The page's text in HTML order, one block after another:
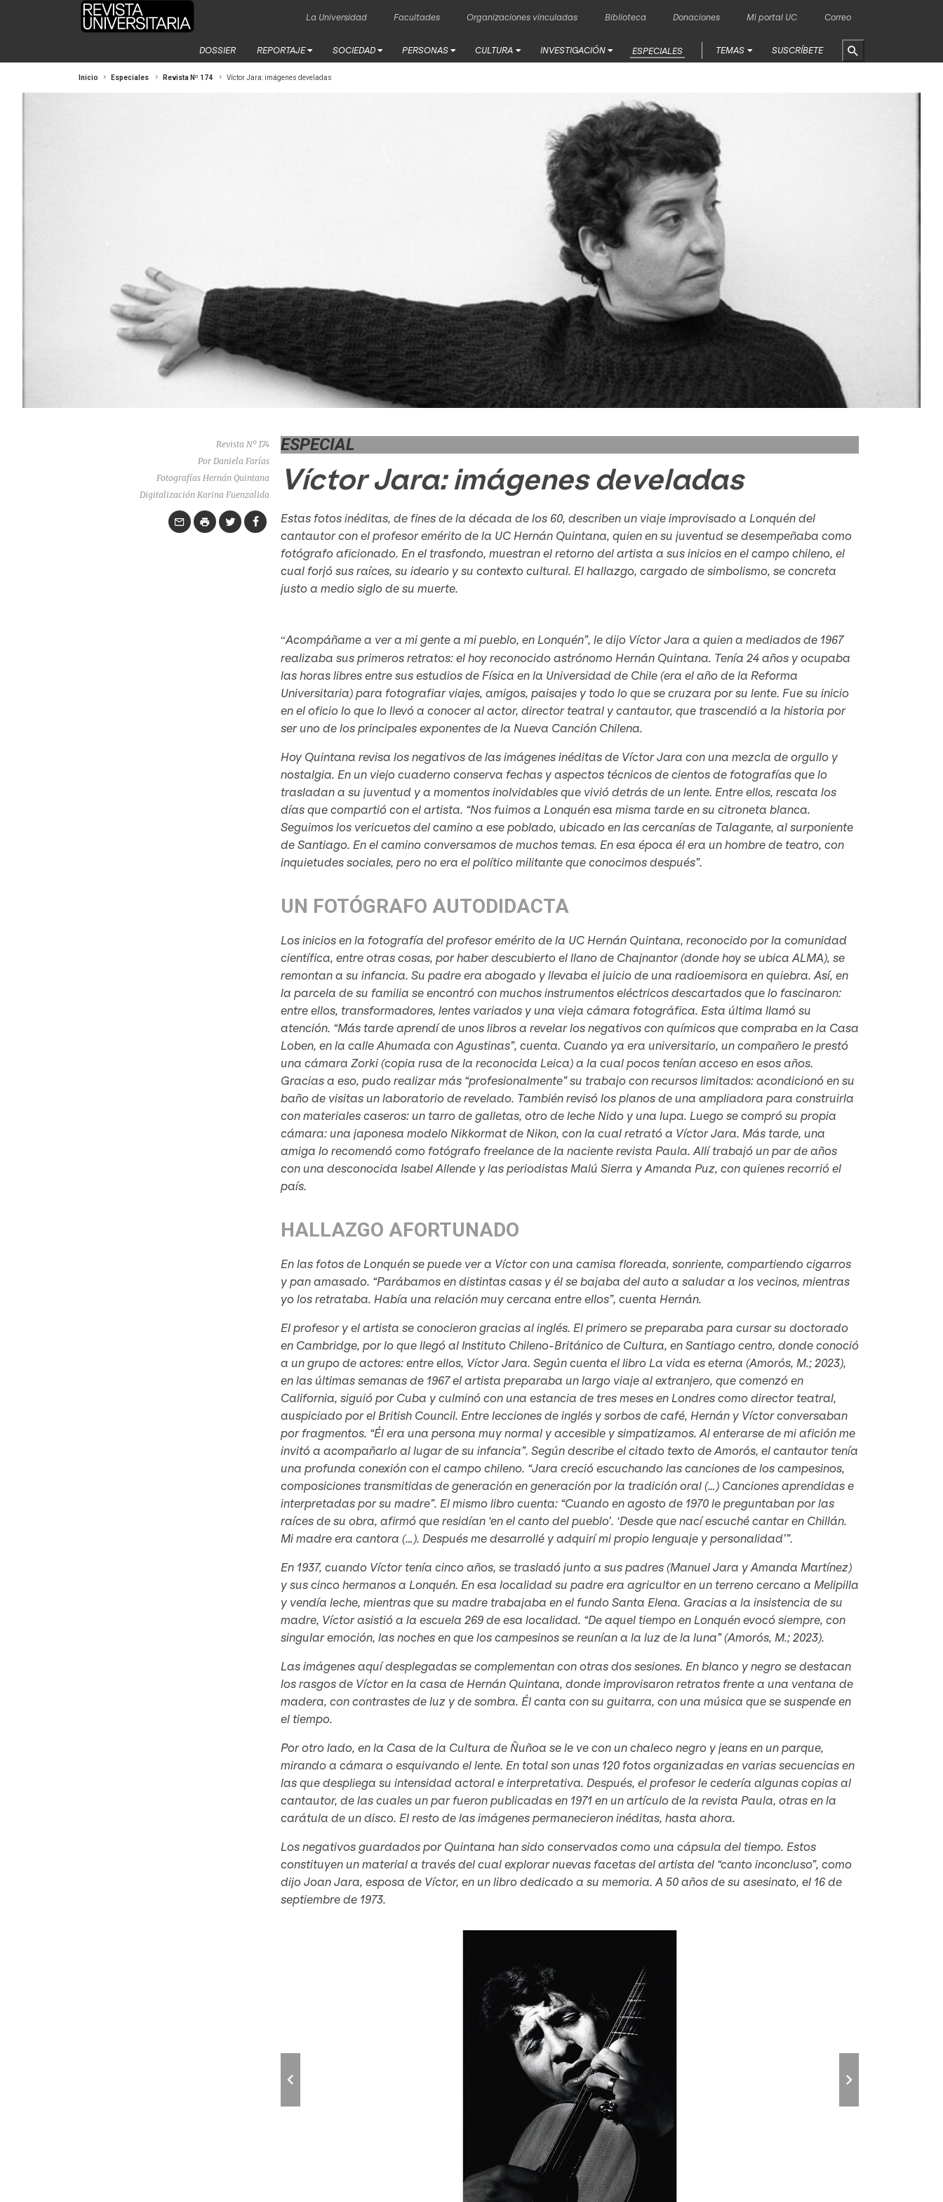
La Universidad Facultades Organizaciones vinculadas Biblioteca Donaciones Mi portal UC Correo
DOSSIER REPORTAJE SOCIEDAD PERSONAS CULTURA INVESTIGACIÓN ESPECIALES TEMAS SUSCRÍBETE
Inicio Especiales Revista Nº 174 Víctor Jara: imágenes develadas
Revista Nº 174
Por Daniela Farías
Fotografías Hernán Quintana
Digitalización Karina Fuenzalida
ESPECIAL
Víctor Jara: imágenes develadas
Estas fotos inéditas, de fines de la década de los 60, describen un viaje improvisado a Lonquén del
cantautor con el profesor emérito de la UC Hernán Quintana, quien en su juventud se desempeñaba como
fotógrafo aficionado. En el trasfondo, muestran el retorno del artista a sus inicios en el campo chileno, el
cual forjó sus raíces, su ideario y su contexto cultural. El hallazgo, cargado de simbolismo, se concreta
justo a medio siglo de su muerte.
“Acompáñame a ver a mi gente a mi pueblo, en Lonquén”, le dijo Víctor Jara a quien a mediados de 1967
realizaba sus primeros retratos: el hoy reconocido astrónomo Hernán Quintana. Tenía 24 años y ocupaba
las horas libres entre sus estudios de Física en la Universidad de Chile (era el año de la Reforma
Universitaria) para fotografiar viajes, amigos, paisajes y todo lo que se cruzara por su lente. Fue su inicio
en el oficio lo que lo llevó a conocer al actor, director teatral y cantautor, que trascendió a la historia por
ser uno de los principales exponentes de la Nueva Canción Chilena.
Hoy Quintana revisa los negativos de las imágenes inéditas de Víctor Jara con una mezcla de orgullo y
nostalgia. En un viejo cuaderno conserva fechas y aspectos técnicos de cientos de fotografías que lo
trasladan a su juventud y a momentos inolvidables que vivió detrás de un lente. Entre ellos, rescata los
días que compartió con el artista. “Nos fuimos a Lonquén esa misma tarde en su citroneta blanca.
Seguimos los vericuetos del camino a ese poblado, ubicado en las cercanías de Talagante, al surponiente
de Santiago. En el camino conversamos de muchos temas. En esa época él era un hombre de teatro, con
inquietudes sociales, pero no era el político militante que conocimos después”.
UN FOTÓGRAFO AUTODIDACTA
Los inicios en la fotografía del profesor emérito de la UC Hernán Quintana, reconocido por la comunidad
científica, entre otras cosas, por haber descubierto el llano de Chajnantor (donde hoy se ubica ALMA), se
remontan a su infancia. Su padre era abogado y llevaba el juicio de una radioemisora en quiebra. Así, en
la parcela de su familia se encontró con muchos instrumentos eléctricos descartados que lo fascinaron:
entre ellos, transformadores, lentes variados y una vieja cámara fotográfica. Esta última llamó su
atención. “Más tarde aprendí de unos libros a revelar los negativos con químicos que compraba en la Casa
Loben, en la calle Ahumada con Agustinas”, cuenta. Cuando ya era universitario, un compañero le prestó
una cámara Zorki (copia rusa de la reconocida Leica) a la cual pocos tenían acceso en esos años.
Gracias a eso, pudo realizar más “profesionalmente” su trabajo con recursos limitados: acondicionó en su
baño de visitas un laboratorio de revelado. También revisó los planos de una ampliadora para construirla
con materiales caseros: un tarro de galletas, otro de leche Nido y una lupa. Luego se compró su propia
cámara: una japonesa modelo Nikkormat de Nikon, con la cual retrató a Víctor Jara. Más tarde, una
amiga lo recomendó como fotógrafo freelance de la naciente revista Paula. Allí trabajó un par de años
con una desconocida Isabel Allende y las periodistas Malú Sierra y Amanda Puz, con quienes recorrió el
país.
HALLAZGO AFORTUNADO
En las fotos de Lonquén se puede ver a Víctor con una camisa floreada, sonriente, compartiendo cigarros
y pan amasado. “Parábamos en distintas casas y él se bajaba del auto a saludar a los vecinos, mientras
yo los retrataba. Había una relación muy cercana entre ellos”, cuenta Hernán.
El profesor y el artista se conocieron gracias al inglés. El primero se preparaba para cursar su doctorado
en Cambridge, por lo que llegó al Instituto Chileno-Británico de Cultura, en Santiago centro, donde conoció
a un grupo de actores: entre ellos, Víctor Jara. Según cuenta el libro La vida es eterna (Amorós, M.; 2023),
en las últimas semanas de 1967 el artista preparaba un largo viaje al extranjero, que comenzó en
California, siguió por Cuba y culminó con una estancia de tres meses en Londres como director teatral,
auspiciado por el British Council. Entre lecciones de inglés y sorbos de café, Hernán y Víctor conversaban
por fragmentos. “Él era una persona muy normal y accesible y simpatizamos. Al enterarse de mi afición me
invitó a acompañarlo al lugar de su infancia”. Según describe el citado texto de Amorós, el cantautor tenía
una profunda conexión con el campo chileno. “Jara creció escuchando las canciones de los campesinos,
composiciones transmitidas de generación en generación por la tradición oral (…) Canciones aprendidas e
interpretadas por su madre”. El mismo libro cuenta: “Cuando en agosto de 1970 le preguntaban por las
raíces de su obra, afirmó que residían ‘en el canto del pueblo’. ‘Desde que nací escuché cantar en Chillán.
Mi madre era cantora (…). Después me desarrollé y adquirí mi propio lenguaje y personalidad’”.
En 1937, cuando Víctor tenía cinco años, se trasladó junto a sus padres (Manuel Jara y Amanda Martínez)
y sus cinco hermanos a Lonquén. En esa localidad su padre era agricultor en un terreno cercano a Melipilla
y vendía leche, mientras que su madre trabajaba en el fundo Santa Elena. Gracias a la insistencia de su
madre, Víctor asistió a la escuela 269 de esa localidad. “De aquel tiempo en Lonquén evocó siempre, con
singular emoción, las noches en que los campesinos se reunían a la luz de la luna” (Amorós, M.; 2023).
Las imágenes aquí desplegadas se complementan con otras dos sesiones. En blanco y negro se destacan
los rasgos de Víctor en la casa de Hernán Quintana, donde improvisaron retratos frente a una ventana de
madera, con contrastes de luz y de sombra. Él canta con su guitarra, con una música que se suspende en
el tiempo.
Por otro lado, en la Casa de la Cultura de Ñuñoa se le ve con un chaleco negro y jeans en un parque,
mirando a cámara o esquivando el lente. En total son unas 120 fotos organizadas en varias secuencias en
las que despliega su intensidad actoral e interpretativa. Después, el profesor le cedería algunas copias al
cantautor, de las cuales un par fueron publicadas en 1971 en un artículo de la revista Paula, otras en la
carátula de un disco. El resto de las imágenes permanecieron inéditas, hasta ahora.
Los negativos guardados por Quintana han sido conservados como una cápsula del tiempo. Estos
constituyen un material a través del cual explorar nuevas facetas del artista del “canto inconcluso”, como
dijo Joan Jara, esposa de Víctor, en un libro dedicado a su memoria. A 50 años de su asesinato, el 16 de
septiembre de 1973.